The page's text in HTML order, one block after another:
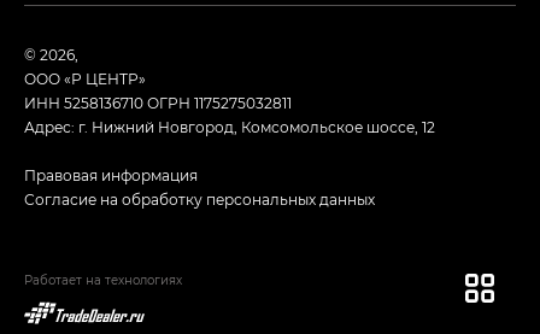
© 2026,
ООО «Р ЦЕНТР»
ИНН 5258136710ОГРН 1175275032811
Адрес: г. Нижний Новгород, Комсомольское шоссе, 12
Правовая информация
Согласие на обработку персональных данных
Работает на технологиях